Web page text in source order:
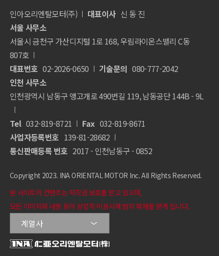
인아오리엔탈모터(주) 대표이사 신 동 진
서울 사무소
서울시 금천구 가산디지털 1로 168, 우림라이온스밸리 C동
807호
대표번호 02-2026-0650 기술문의 080-777-2042
인천 사무소
인천광역시 남동구 앵고개로 490번길 119, 남동공단 144B - 9L
Tel 032-819-8721 Fax 032-819-8671
사업자등록번호 139-81-28682
통신판매등록 번호 2017 - 인천남동구 - 0852
Copyright 2023. INA ORIENTAL MOTOR Inc. All Rights Reserved.
본 사이트의 컨텐츠는 저작권 보호를 받고 있으며,
모든 이미지와 내용 등의 상업적 이용시에 법의 제재를 받게 됩니다.